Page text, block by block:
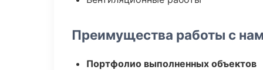
Преимущества работы с
Портфолио выполненных объектов